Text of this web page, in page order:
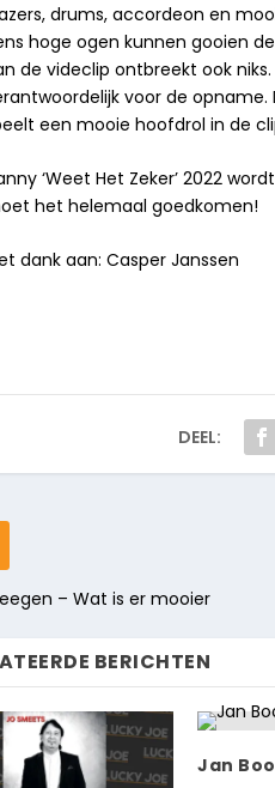
drums, accordeon en
hoge ogen kunnen gooien
de videclip ontbreekt ook
voor de
een mooie hoofdrol in de
‘Weet Het Zeker’ 2022
het helemaal goedkomen!
dank aan: Casper Janssen
DEEL:
– Wat is er mooier
BERICHTEN
Jan